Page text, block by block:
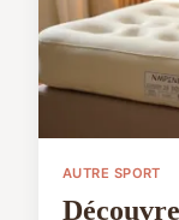
AUTRE SPORT